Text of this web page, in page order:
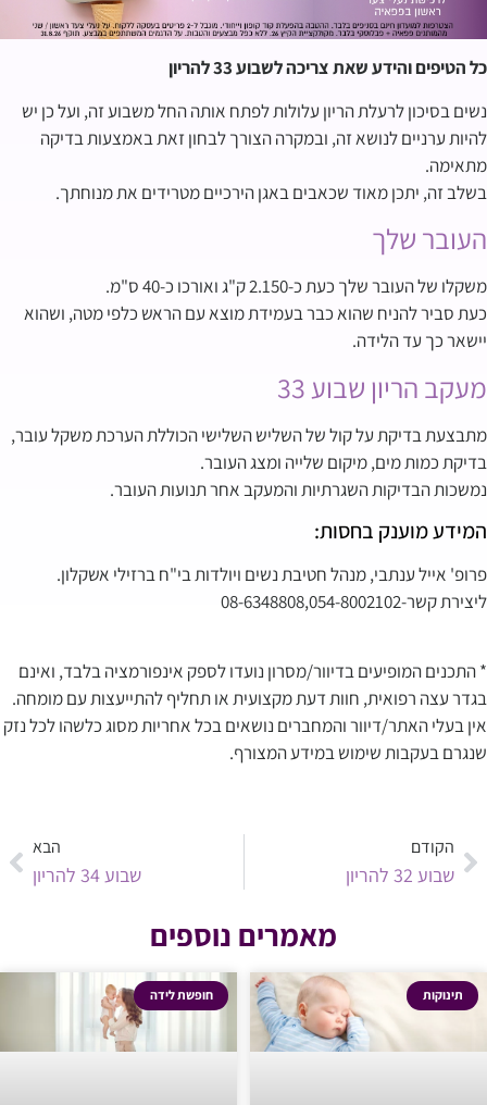
כל הטיפים והידע שאת צריכה לשבוע 33 להריון
נשים בסיכון לרעלת הריון עלולות לפתח אותה החל משבוע זה, ועל כן יש
להיות ערניים לנושא זה, ובמקרה הצורך לבחון זאת באמצעות בדיקה
מתאימה.
בשלב זה, יתכן מאוד שכאבים באגן הירכיים מטרידים את מנוחתך.
העובר שלך
משקלו של העובר שלך כעת כ-2.150 ק"ג ואורכו כ-40 ס"מ.
כעת סביר להניח שהוא כבר בעמידת מוצא עם הראש כלפי מטה, ושהוא
יישאר כך עד הלידה.
מעקב הריון שבוע 33
מתבצעת בדיקת על קול של השליש השלישי הכוללת הערכת משקל עובר,
בדיקת כמות מים, מיקום שלייה ומצג העובר.
נמשכות הבדיקות השגרתיות והמעקב אחר תנועות העובר.
המידע מוענק בחסות:
פרופ' אייל ענתבי, מנהל חטיבת נשים ויולדות בי"ח ברזילי אשקלון.
ליצירת קשר-08-6348808,054-8002102
* התכנים המופיעים בדיוור/מסרון נועדו לספק אינפורמציה בלבד, ואינם
בגדר עצה רפואית, חוות דעת מקצועית או תחליף להתייעצות עם מומחה.
אין בעלי האתר/דיוור והמחברים נושאים בכל אחריות מסוג כלשהו לכל נזק
שנגרם בעקבות שימוש במידע המצורף.
הקודם
שבוע 32 להריון
הבא
שבוע 34 להריון
מאמרים נוספים
תינוקות חופשת לידה